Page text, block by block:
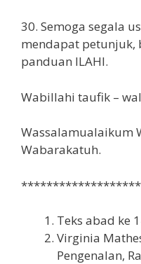
30. Semoga segala
mendapat petunjuk,
panduan ILAHI.
Wabillahi taufik –
Wassalamualaikum
Wabarakatuh.
Teks abad ke
Virginia
Pengenalan,